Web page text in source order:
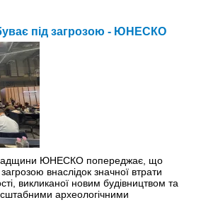
під загрозою - ЮНЕСКО
спадщини ЮНЕСКО попереджає, що
внаслідок значної втрати
викликаної новим будівництвом та
археологічними